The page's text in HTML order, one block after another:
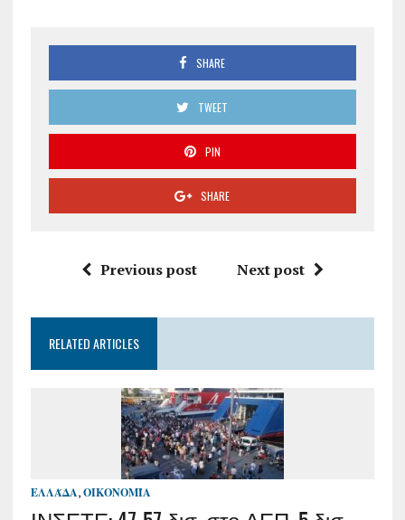
SHARE
TWEET
PIN
SHARE
Previous post Next post
RELATED ARTICLES
ΕΛΛΆΔΑ, ΟΙΚΟΝΟΜΊΑ